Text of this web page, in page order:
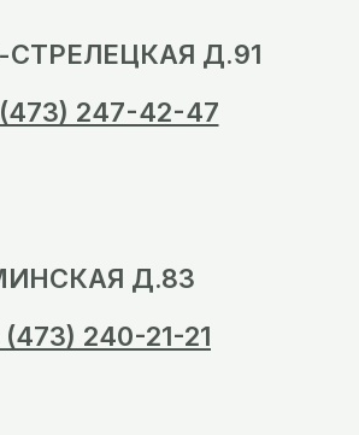
Д.91
247-42-47
Д.83
(473) 240-21-21